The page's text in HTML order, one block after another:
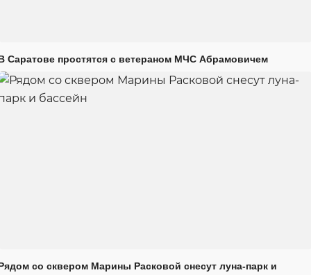
Саратове простятся с ветераном МЧС Абрамовичем
со сквером Марины Расковой снесут луна-парк и